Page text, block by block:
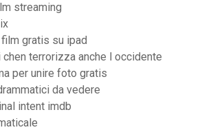
streaming
gratis su ipad
chen terrorizza anche l occidente
per unire foto gratis
da vedere
intent imdb